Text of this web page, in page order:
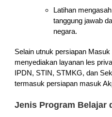
Latihan
tanggung jawab
negara.
Selain utnuk persiapan Masuk
menyediakan layanan les
IPDN, STIN, STMKG, dan
termasuk persiapan masuk
Jenis Program Belajar